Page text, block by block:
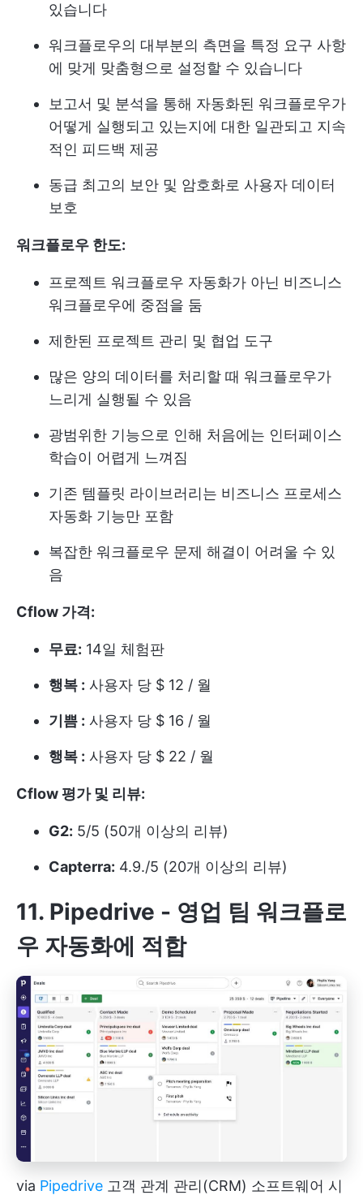
있습니다
워크플로우의 대부분의 측면을 특정 요구 사항
에 맞게 맞춤형으로 설정할 수 있습니다
보고서 및 분석을 통해 자동화된 워크플로우가
어떻게 실행되고 있는지에 대한 일관되고 지속
적인 피드백 제공
동급 최고의 보안 및 암호화로 사용자 데이터
보호
워크플로우 한도:
프로젝트 워크플로우 자동화가 아닌 비즈니스
워크플로우에 중점을 둠
제한된 프로젝트 관리 및 협업 도구
많은 양의 데이터를 처리할 때 워크플로우가
느리게 실행될 수 있음
광범위한 기능으로 인해 처음에는 인터페이스
학습이 어렵게 느껴짐
기존 템플릿 라이브러리는 비즈니스 프로세스
자동화 기능만 포함
복잡한 워크플로우 문제 해결이 어려울 수 있
음
Cflow 가격:
무료: 14일 체험판
행복 : 사용자 당 $ 12 / 월
기쁨 : 사용자 당 $ 16 / 월
행복 : 사용자 당 $ 22 / 월
Cflow 평가 및 리뷰:
G2: 5/5 (50개 이상의 리뷰)
Capterra: 4.9./5 (20개 이상의 리뷰)
11. Pipedrive - 영업 팀 워크플로
우 자동화에 적합
via Pipedrive 고객 관계 관리(CRM) 소프트웨어 시